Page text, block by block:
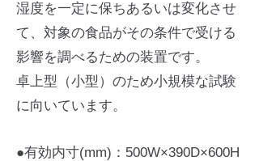
湿度を一定に保ちあるいは変化させ
て、対象の食品がその条件で受ける
影響を調べるための装置です。
卓上型（小型）のため小規模な試験
に向いています。
●有効内寸(mm)：500W×390D×600H